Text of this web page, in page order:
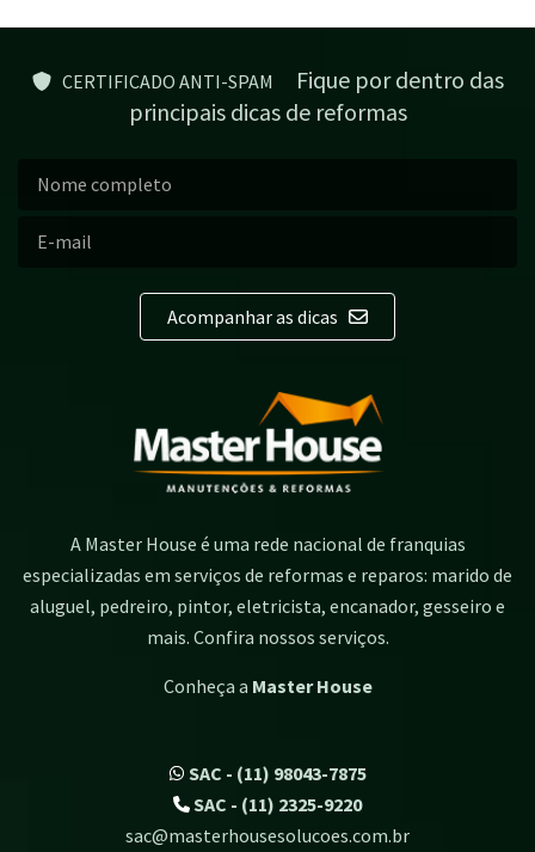
CERTIFICADO ANTI-SPAM
Fique por dentro das
principais dicas de reformas
Acompanhar as dicas
A Master House é uma rede nacional de franquias
especializadas em serviços de reformas e reparos: marido de
aluguel, pedreiro, pintor, eletricista, encanador, gesseiro e
mais. Confira nossos serviços.
Conheça a Master House
SAC - (11) 98043-7875
SAC - (11) 2325-9220
sac@masterhousesolucoes.com.br